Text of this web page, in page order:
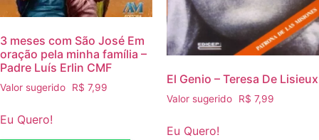
3 meses com São José Em
oração pela minha família –
Padre Luís Erlin CMF
Valor sugerido R$ 7,99
Eu Quero!
El Genio – Teresa De Lisieux
Valor sugerido R$ 7,99
Eu Quero!